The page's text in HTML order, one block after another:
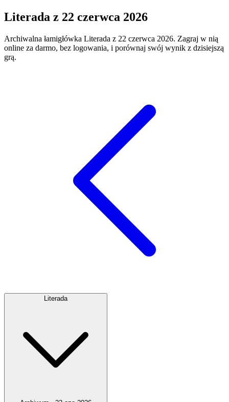
Literada z 22 czerwca 2026
Archiwalna łamigłówka Literada z 22 czerwca 2026. Zagraj w nią
online za darmo, bez logowania, i porównaj swój wynik z dzisiejszą
grą.
Literada